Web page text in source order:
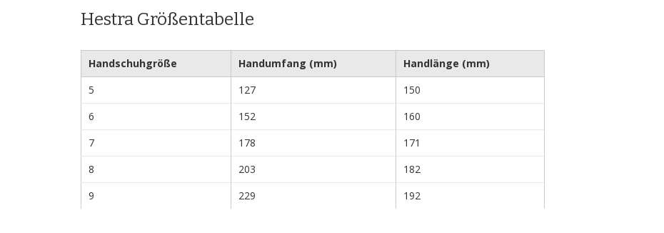
Hestra Größentabelle
Handschuhgröße Handumfang (mm)
Handlänge (mm)
5
127
150
6
152
160
7
178
171
8
203
182
9
229 192